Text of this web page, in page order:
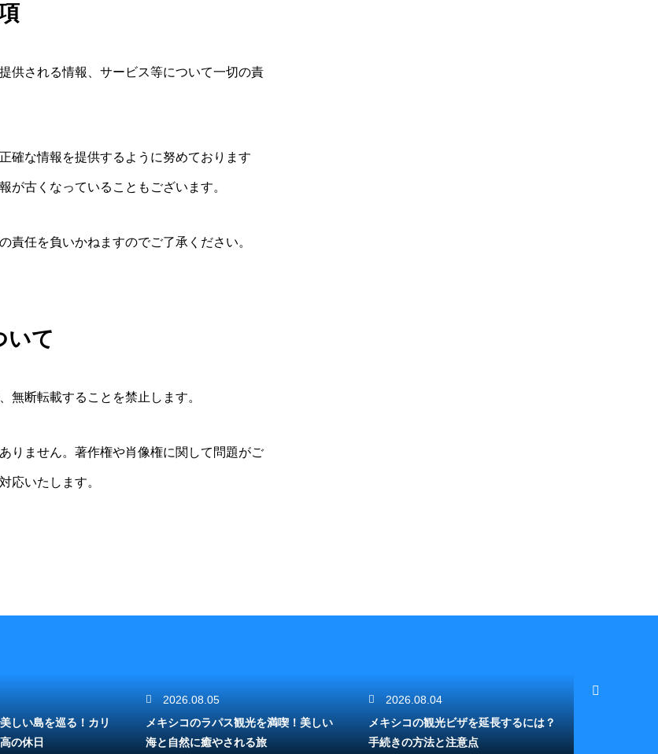
供される情報、サービス等について一切の責
確な情報を提供するように努めております
が古くなっていることもございます。
責任を負いかねますのでご了承ください。
いて
無断転載することを禁止します。
りません。著作権や肖像権に関して問題がご
応いたします。
しい島を巡る！カリ
の休日
2026.08.05
メキシコのラパス観光を満喫！美しい
海と自然に癒やされる旅
2026.08.04
メキシコの観光ビザを延長するには？
手続きの方法と注意点